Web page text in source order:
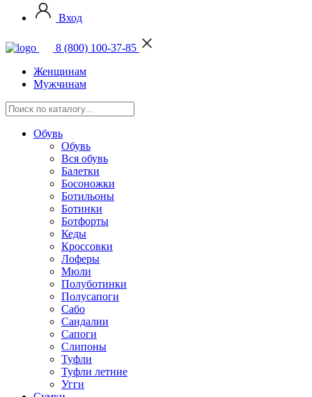
Вход
8 (800) 100-37-85
Женщинам
Мужчинам
Обувь
Обувь
Вся обувь
Балетки
Босоножки
Ботильоны
Ботинки
Ботфорты
Кеды
Кроссовки
Лоферы
Мюли
Полуботинки
Полусапоги
Сабо
Сандалии
Сапоги
Слипоны
Туфли
Туфли летние
Угги